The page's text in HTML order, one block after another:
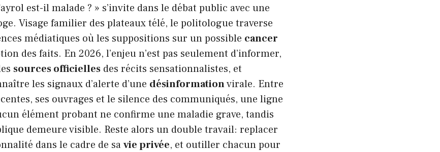
est-il malade ? » s’invite dans le débat public avec une
Visage familier des plateaux télé, le politologue traverse
médiatiques où les suppositions sur un possible cancer
des faits. En 2026, l’enjeu n’est pas seulement d’informer,
sources officielles des récits sensationnalistes, et
les signaux d’alerte d’une désinformationvirale. Entre
ses ouvrages et le silence des communiqués, une ligne
élément probant ne confirme une maladie grave, tandis
demeure visible. Reste alors un double travail: replacer
dans le cadre de savie privée, et outiller chacun pour